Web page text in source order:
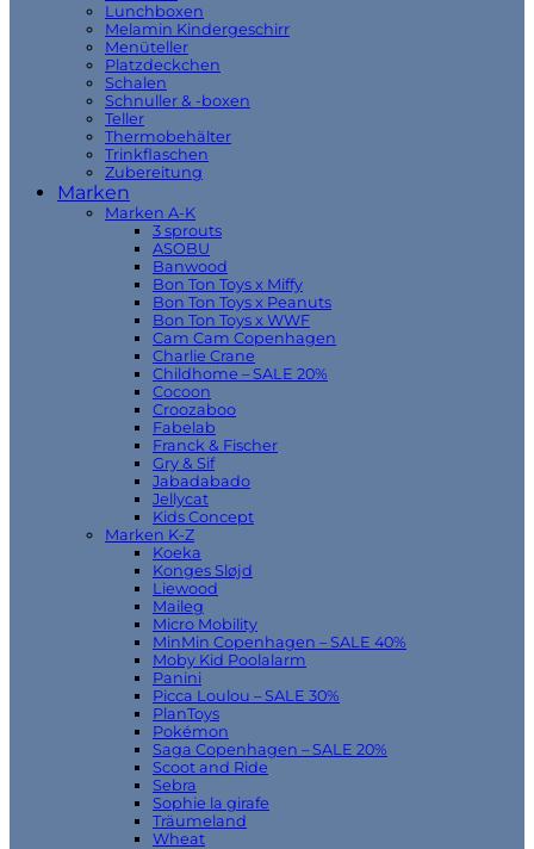
Lunchboxen
Melamin Kindergeschirr
Menüteller
Platzdeckchen
Schalen
Schnuller & -boxen
Teller
Thermobehälter
Trinkflaschen
Zubereitung
Marken
Marken A-K
3 sprouts
ASOBU
Banwood
Bon Ton Toys x Miffy
Bon Ton Toys x Peanuts
Bon Ton Toys x WWF
Cam Cam Copenhagen
Charlie Crane
Childhome – SALE 20%
Cocoon
Croozaboo
Fabelab
Franck & Fischer
Gry & Sif
Jabadabado
Jellycat
Kids Concept
Marken K-Z
Koeka
Konges Sløjd
Liewood
Maileg
Micro Mobility
MinMin Copenhagen – SALE 40%
Moby Kid Poolalarm
Panini
Picca Loulou – SALE 30%
PlanToys
Pokémon
Saga Copenhagen – SALE 20%
Scoot and Ride
Sebra
Sophie la girafe
Träumeland
Wheat